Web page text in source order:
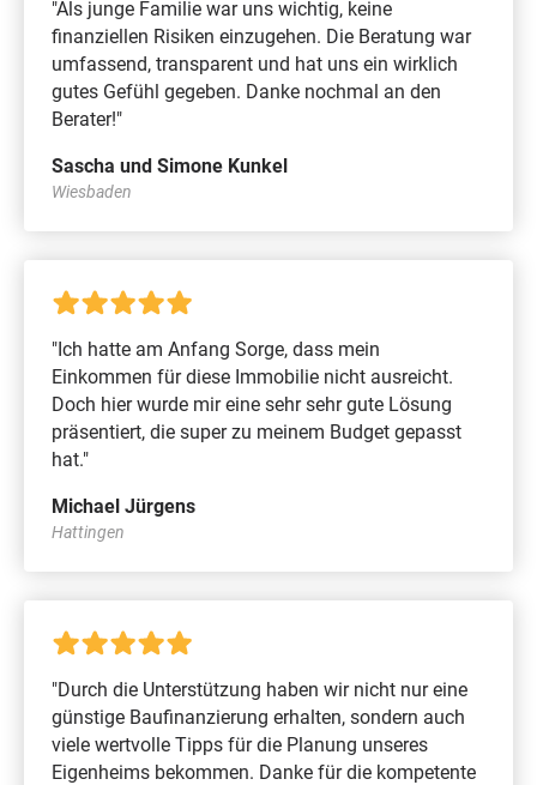
"Als junge Familie war uns wichtig, keine
finanziellen Risiken einzugehen. Die Beratung war
umfassend, transparent und hat uns ein wirklich
gutes Gefühl gegeben. Danke nochmal an den
Berater!"
Sascha und Simone Kunkel
Wiesbaden
"Ich hatte am Anfang Sorge, dass mein
Einkommen für diese Immobilie nicht ausreicht.
Doch hier wurde mir eine sehr sehr gute Lösung
präsentiert, die super zu meinem Budget gepasst
hat."
Michael Jürgens
Hattingen
"Durch die Unterstützung haben wir nicht nur eine
günstige Baufinanzierung erhalten, sondern auch
viele wertvolle Tipps für die Planung unseres
Eigenheims bekommen. Danke für die kompetente